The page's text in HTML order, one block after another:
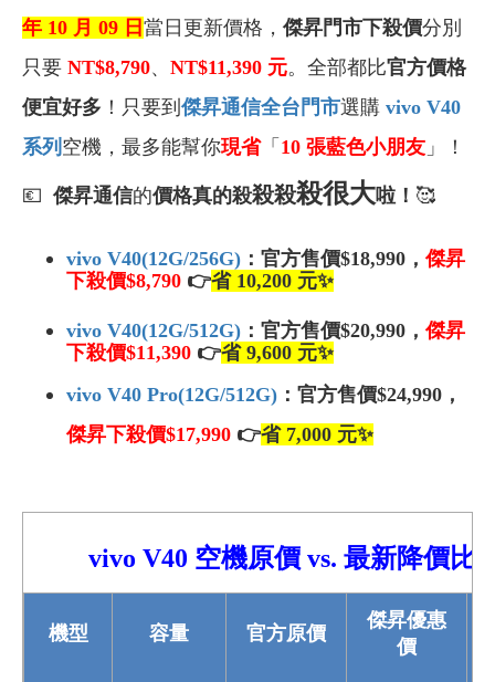
年 10 月 09 日 當日更新價格， 傑昇門市下殺價分別
只要 NT$8,790、 NT$11,390 元。全部都比官方價格
便宜好多 ！只要到 傑昇通信全台門市選購 vivo V40
系列 空機 ，最多能幫你現省「 10 張藍色小朋友 」 ！
💶 傑昇通信的價格真的殺殺殺殺很大啦！ 🥰
vivo V40(12G/256G) ：官方售價$18,990，傑昇
下殺價$8,790 👉省 10,200 元✨
vivo V40(12G/512G) ：官方售價$20,990，傑昇
下殺價$11,390 👉省 9,600 元✨
vivo V40 Pro(12G/512G) ：官方售價$24,990，
傑昇下殺價$17,990 👉省 7,000 元✨
vivo V40 空機原價 vs. 最新降價比
機型 容量 官方原價
傑昇優惠
價